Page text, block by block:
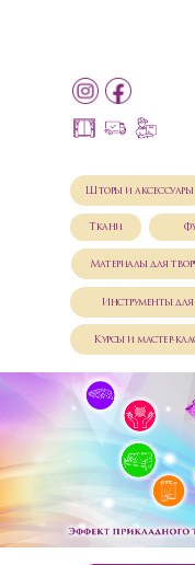
Шторы и аксессуары
Ткани
Материалы для
Курсы и мастер-
Инструменты для